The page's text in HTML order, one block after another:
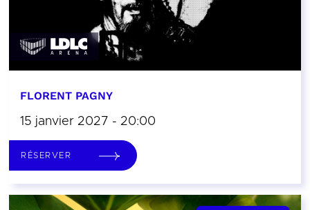
FLORENT PAGNY
15 janvier 2027 - 20:00
RÉSERVER